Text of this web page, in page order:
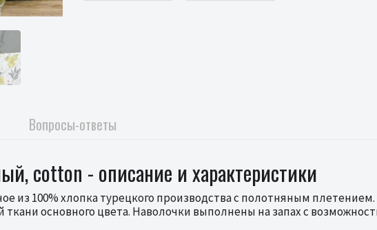
Вопросы-ответы
cotton - описание и характеристики
из 100% хлопка турецкого производства с полотняным плетением.
основного цвета. Наволочки выполнены на запах с